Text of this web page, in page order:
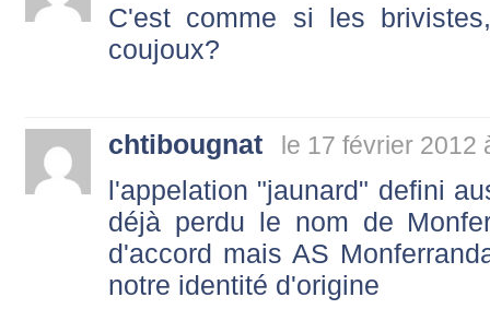
C'est comme si les
coujoux?
chtibougnat le 17 février 2012
l'appelation "jaunard" defini
déjà perdu le nom de
d'accord mais AS
notre identité d'origine